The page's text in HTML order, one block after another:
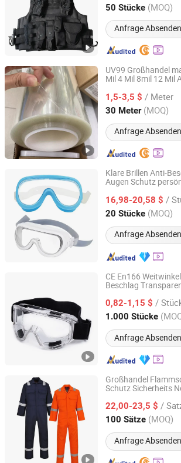
50 Stücke (MOQ)
Anfrage Absenden
Jiangsu, China Seit 2014
UV99 Großhandel
Mil 4 Mil 8mil 12 Mil
Fenster-Tönungsfolie
1,5-3,5 $ / Meter
30 Meter (MOQ)
Anfrage Absenden
Guangdong New Vision Film Technology
Guangdong, China Seit 2016
Klare Brillen Anti-
Augen Schutz
16,98-20,58 $ /
20 Stücke (MOQ)
Anfrage Absenden
Suzhou Hongxun Clean Tech Co. Ltd
Jiangsu, China Seit 2024
CE En166
Beschlag
0,82-1,15 $ /
1.000 Stücke
Anfrage Absenden
NINGBO WELWORK PPE CO., LTD.
Zhejiang, China Seit 2014
Großhandel
Schutz Sicherheits
22,00-23,5 $ /
100 Sätze (MOQ)
Anfrage Absenden
Xinxiang Brilliance Textiles Co., Ltd.
Henan, China Seit 2021